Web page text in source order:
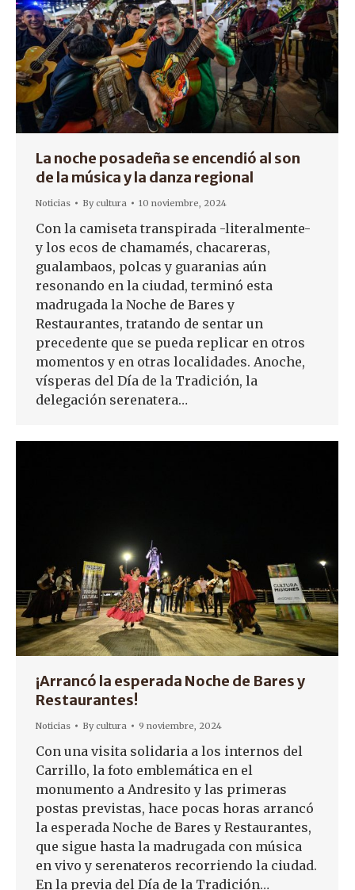
La noche posadeña se encendió al son
de la música y la danza regional
Noticias Bycultura 10 noviembre, 2024
Con la camiseta transpirada -literalmente-
y los ecos de chamamés, chacareras,
gualambaos, polcas y guaranias aún
resonando en la ciudad, terminó esta
madrugada la Noche de Bares y
Restaurantes, tratando de sentar un
precedente que se pueda replicar en otros
momentos y en otras localidades. Anoche,
vísperas del Día de la Tradición, la
delegación serenatera…
¡Arrancó la esperada Noche de Bares y
Restaurantes!
Noticias Bycultura 9 noviembre, 2024
Con una visita solidaria a los internos del
Carrillo, la foto emblemática en el
monumento a Andresito y las primeras
postas previstas, hace pocas horas arrancó
la esperada Noche de Bares y Restaurantes,
que sigue hasta la madrugada con música
en vivo y serenateros recorriendo la ciudad.
En la previa del Día de la Tradición…